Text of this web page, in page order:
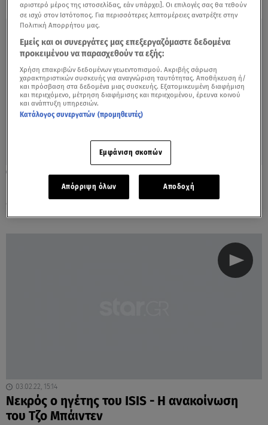
Νιγηρία: Το Ισλαμικό Κράτος ανέλαβε την
ευθύνη για την επίθεση σε φυλακή
03.02.22, 15:14
Νεκρός ο ηγέτης του ISIS - Η ανακοίνωση
του Τζο Μπάιντεν
αριστερό μέρος της ιστοσελίδας, εάν υπάρχει]. Οι επιλογές σας θα τεθούν
σε ισχύ στον Ιστότοπος. Για περισσότερες λεπτομέρειες ανατρέξτε στην
Πολιτική Απορρήτου μας.
Εμείς και οι συνεργάτες μας επεξεργαζόμαστε δεδομένα
προκειμένου να παρασχεθούν τα εξής:
Χρήση επακριβών δεδομένων γεωεντοπισμού. Ακριβής σάρωση
χαρακτηριστικών συσκευής για αναγνώριση ταυτότητας. Αποθήκευση ή/
και πρόσβαση στα δεδομένα μιας συσκευής. Εξατομικευμένη διαφήμιση
και περιεχόμενο, μέτρηση διαφήμισης και περιεχομένου, έρευνα κοινού
και ανάπτυξη υπηρεσιών.
Κατάλογος συνεργατών (προμηθευτές)
Εμφάνιση σκοπών
Απόρριψη όλων Αποδοχή